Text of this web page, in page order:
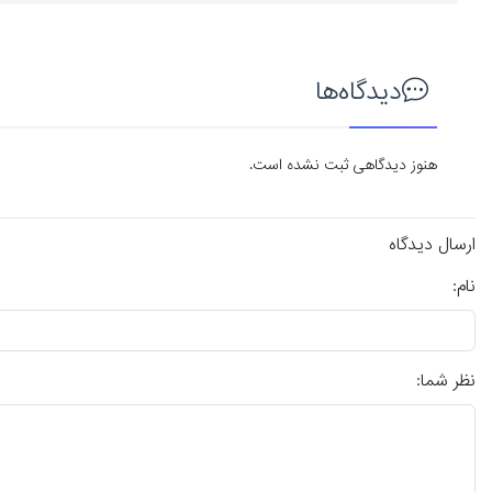
دیدگاه‌ها
هنوز دیدگاهی ثبت نشده است.
ارسال دیدگاه
نام:
نظر شما: